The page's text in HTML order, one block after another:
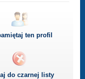
ten profil
do czarnej listy